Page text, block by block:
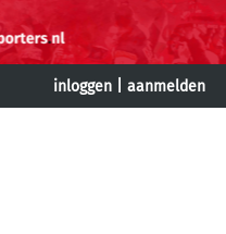
inloggen aanmelden